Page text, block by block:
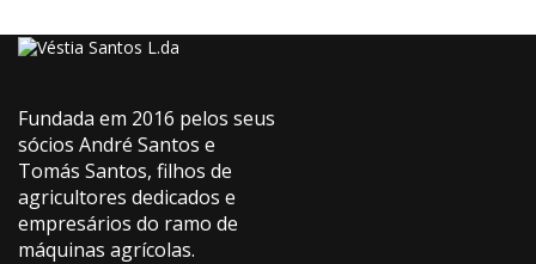
Fundada em 2016 pelos seus
sócios André Santos e
Tomás Santos, filhos de
agricultores dedicados e
empresários do ramo de
máquinas agrícolas.